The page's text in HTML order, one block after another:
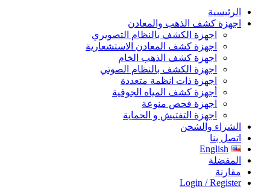
الرئيسية
اجهزة كشف الذهب والمعادن
اجهزة الكشف بالنظام التصويري
اجهزة كشف المعادن الاستشعارية
اجهزة كشف الذهب الخام
اجهزة الكشف بالنظام الصوتي
اجهزة ذات انظمة متعددة
أجهزة كشف المياه الجوفية
اجهزة فحص منوعة
اجهزة التفتيش و الحماية
الشراء والشحن
اتصل بنا
English
المفضلة
مقارنة
Login / Register